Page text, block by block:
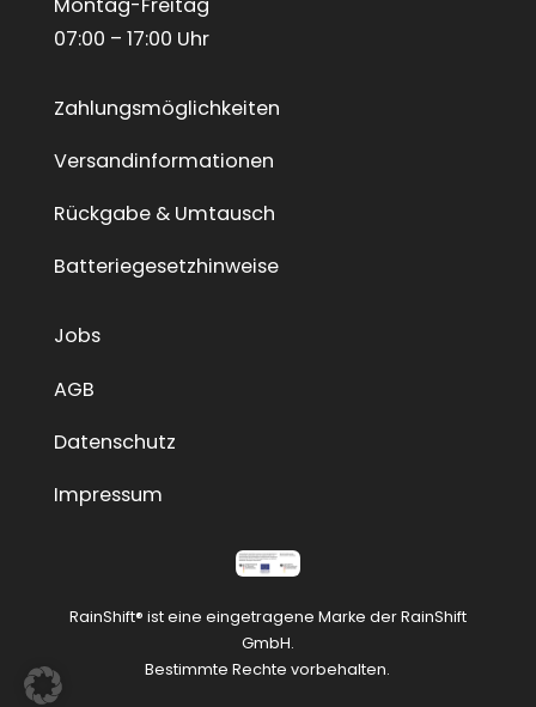
07:00 – 17:00 Uhr
Zahlungsmöglichkeiten
Versandinformationen
Rückgabe & Umtausch
Batteriegesetzhinweise
Jobs
AGB
Datenschutz
Impressum
RainShift® ist eine eingetragene Marke der RainShift
GmbH.
Bestimmte Rechte vorbehalten.